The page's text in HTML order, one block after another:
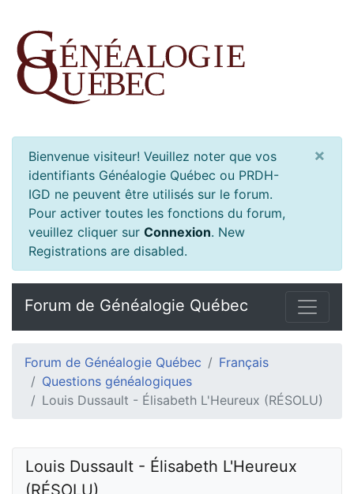
Bienvenue visiteur! Veuillez noter que vos
identifiants Généalogie Québec ou PRDH-
IGD ne peuvent être utilisés sur le forum.
Pour activer toutes les fonctions du forum,
veuillez cliquer sur Connexion. New
Registrations are disabled.
×
Forum de Généalogie Québec
Forum de Généalogie Québec
Français
Questions généalogiques
Louis Dussault - Élisabeth L'Heureux (RÉSOLU)
Louis Dussault - Élisabeth L'Heureux
(RÉSOLU)